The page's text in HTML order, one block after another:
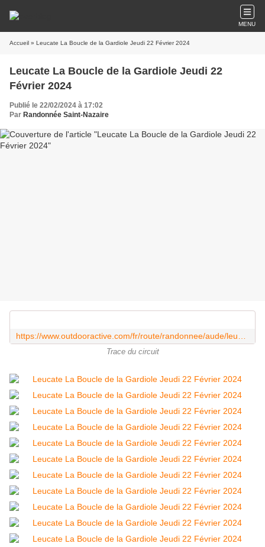
MENU
Accueil » Leucate La Boucle de la Gardiole Jeudi 22 Février 2024
Leucate La Boucle de la Gardiole Jeudi 22
Février 2024
Publié le 22/02/2024 à 17:02
Par Randonnée Saint-Nazaire
Trace du circuit